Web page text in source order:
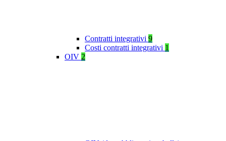
Contratti integrativi 9
Costi contratti integrativi 1
OIV 2